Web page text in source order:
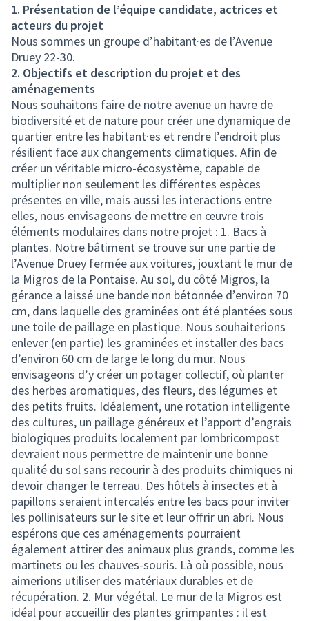
1. Présentation de l’équipe candidate, actrices et
acteurs du projet
Nous sommes un groupe d’habitant·es de l’Avenue
Druey 22-30.
2. Objectifs et description du projet et des
aménagements
Nous souhaitons faire de notre avenue un havre de
biodiversité et de nature pour créer une dynamique de
quartier entre les habitant·es et rendre l’endroit plus
résilient face aux changements climatiques. Afin de
créer un véritable micro-écosystème, capable de
multiplier non seulement les différentes espèces
présentes en ville, mais aussi les interactions entre
elles, nous envisageons de mettre en œuvre trois
éléments modulaires dans notre projet : 1. Bacs à
plantes. Notre bâtiment se trouve sur une partie de
l’Avenue Druey fermée aux voitures, jouxtant le mur de
la Migros de la Pontaise. Au sol, du côté Migros, la
gérance a laissé une bande non bétonnée d’environ 70
cm, dans laquelle des graminées ont été plantées sous
une toile de paillage en plastique. Nous souhaiterions
enlever (en partie) les graminées et installer des bacs
d’environ 60 cm de large le long du mur. Nous
envisageons d’y créer un potager collectif, où planter
des herbes aromatiques, des fleurs, des légumes et
des petits fruits. Idéalement, une rotation intelligente
des cultures, un paillage généreux et l’apport d’engrais
biologiques produits localement par lombricompost
devraient nous permettre de maintenir une bonne
qualité du sol sans recourir à des produits chimiques ni
devoir changer le terreau. Des hôtels à insectes et à
papillons seraient intercalés entre les bacs pour inviter
les pollinisateurs sur le site et leur offrir un abri. Nous
espérons que ces aménagements pourraient
également attirer des animaux plus grands, comme les
martinets ou les chauves-souris. Là où possible, nous
aimerions utiliser des matériaux durables et de
récupération. 2. Mur végétal. Le mur de la Migros est
idéal pour accueillir des plantes grimpantes : il est